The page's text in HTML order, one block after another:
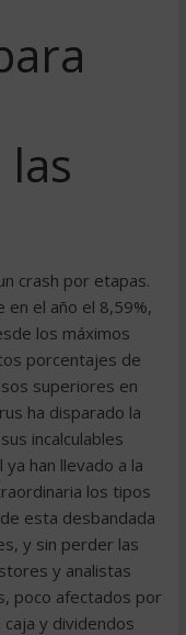
crash por etapas.
en el año el 8,59%,
los máximos
porcentajes de
superiores en
ha disparado la
incalculables
han llevado a la
los tipos
esta desbandada
y sin perder las
y analistas
poco afectados por
y dividendos